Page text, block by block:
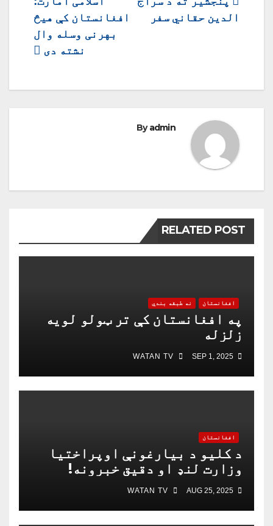
چليدنه
افغانستان کې هیڅ
بهرنی وسله وال
نشته دی
الدین حقاني سفر
Byadmin
RELATED POST
افغانستان نه طبقه بندي
په افغانستان کې تر ټولو لویه
زلزله
افغانستان
د کلیو د بیارغونې اوپراختیا
وزارت لنډ او دقیق خبرونه!